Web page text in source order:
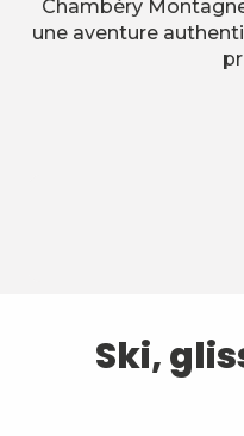
Chambéry
une aventure
1 Ski,
Ski,